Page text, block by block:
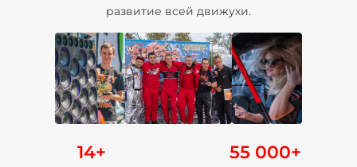
развитие всей движухи.
14+ 55 000+